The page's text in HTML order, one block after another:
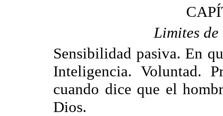
Limites
Sensibilidad pasiva. En
Inteligencia. Voluntad.
cuando dice que el
Dios.